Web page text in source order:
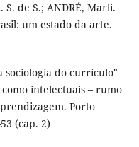
S. de S.; ANDRÉ, Marli.
um estado da arte.
sociologia do currículo"
como intelectuais – rumo
Porto
(cap. 2)